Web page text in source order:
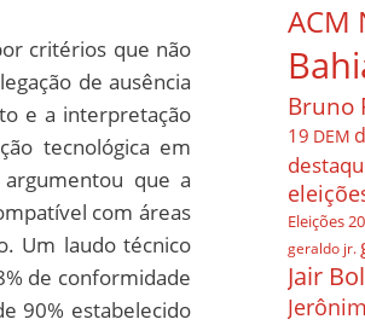
critérios que não
de ausência
e a interpretação
tecnológica em
que a
com áreas
Um laudo técnico
de conformidade
90% estabelecido
ACM
Bruno
19 DEM
Eleições
geraldo jr.
Jair